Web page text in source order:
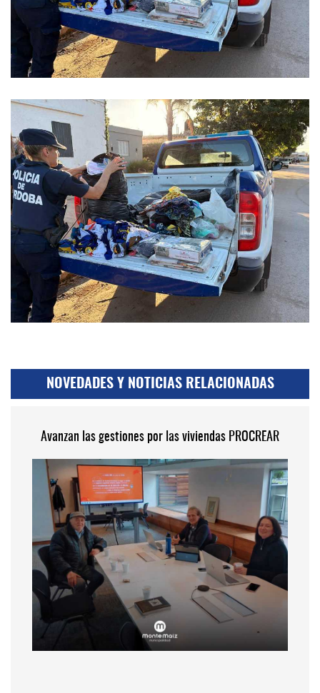
NOVEDADES Y NOTICIAS RELACIONADAS
Avanzan las gestiones por las viviendas PROCREAR